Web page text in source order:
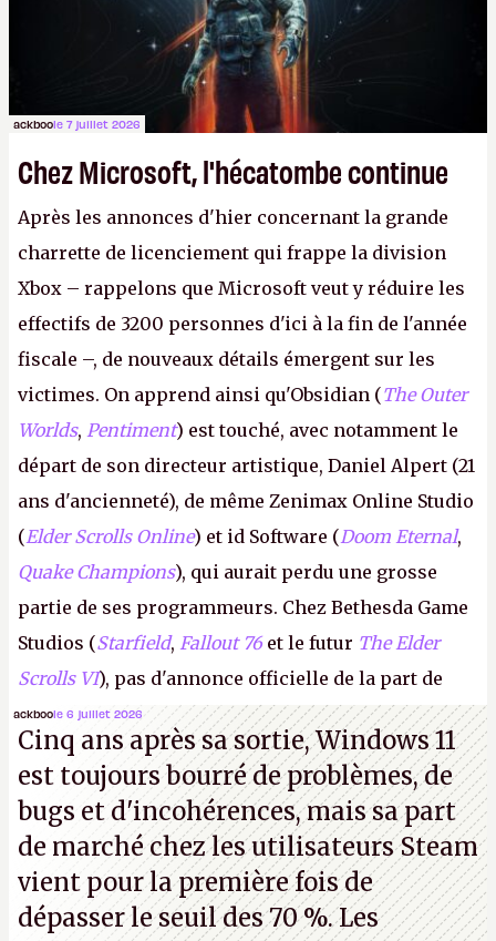
ackboole 7 juillet 2026
Chez Microsoft, l'hécatombe continue
Après les annonces d'hier concernant la grande
charrette de licenciement qui frappe la division
Xbox – rappelons que Microsoft veut y réduire les
effectifs de 3200 personnes d'ici à la fin de l'année
fiscale –, de nouveaux détails émergent sur les
victimes. On apprend ainsi qu'Obsidian (The Outer
Worlds, Pentiment) est touché, avec notamment le
départ de son directeur artistique, Daniel Alpert (21
ans d'ancienneté), de même Zenimax Online Studio
(Elder Scrolls Online) et id Software (Doom Eternal,
Quake Champions), qui aurait perdu une grosse
partie de ses programmeurs. Chez Bethesda Game
Studios (Starfield, Fallout 76 et le futur The Elder
Scrolls VI), pas d'annonce officielle de la part de
Microsoft, mais le syndicat des employés confirme
de nombreux licenciements.A.
ackboole 6 juillet 2026
Cinq ans après sa sortie, Windows 11
est toujours bourré de problèmes, de
bugs et d'incohérences, mais sa part
de marché chez les utilisateurs Steam
vient pour la première fois de
dépasser le seuil des 70 %. Les